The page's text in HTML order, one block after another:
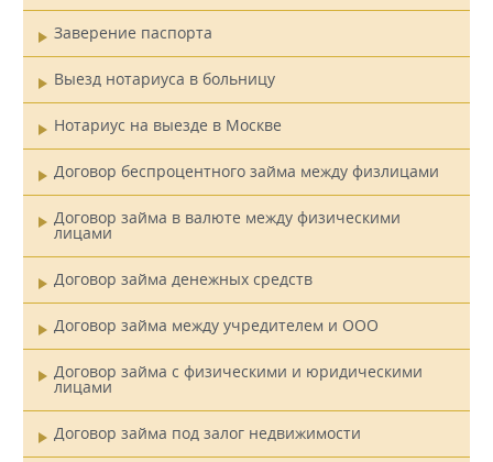
Заверение паспорта
Выезд нотариуса в больницу
Нотариус на выезде в Москве
Договор беспроцентного займа между физлицами
Договор займа в валюте между физическими
лицами
Договор займа денежных средств
Договор займа между учредителем и ООО
Договор займа с физическими и юридическими
лицами
Договор займа под залог недвижимости